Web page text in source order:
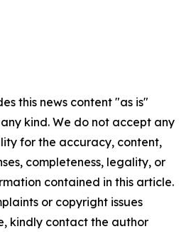
this news content "as is"
kind. We do not accept any
for the accuracy, content,
completeness, legality, or
contained in this article.
or copyright issues
kindly contact the author